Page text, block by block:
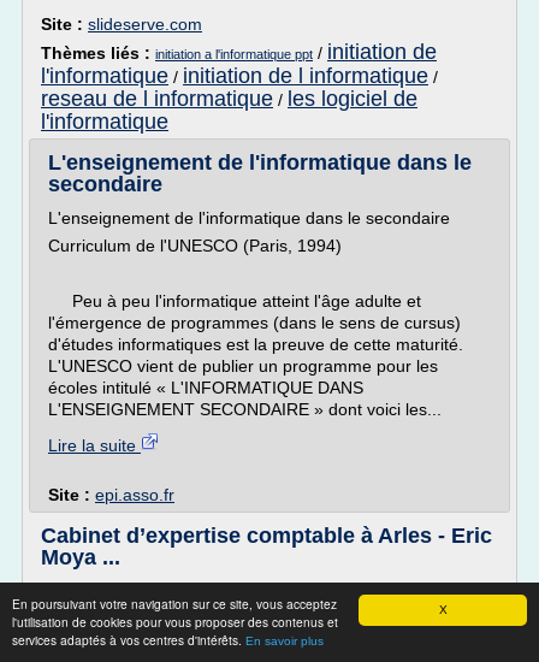
X
En poursuivant votre navigation sur ce site, vous acceptez
l'utilisation de cookies pour vous proposer des contenus et
services adaptés à vos centres d'intérêts. En savoir plus
Site : slideserve.com
Thèmes liés : initiation a l'informatique ppt / initiation de
l'informatique / initiation de l informatique /
reseau de l informatique / les logiciel de
l'informatique
L'enseignement de l'informatique dans le
secondaire
L'enseignement de l'informatique dans le secondaire
Curriculum de l'UNESCO (Paris, 1994)
Peu à peu l'informatique atteint l'âge adulte et
l'émergence de programmes (dans le sens de cursus)
d'études informatiques est la preuve de cette maturité.
L'UNESCO vient de publier un programme pour les
écoles intitulé « L'INFORMATIQUE DANS
L'ENSEIGNEMENT SECONDAIRE » dont voici les...
Lire la suite
Site : epi.asso.fr
Cabinet d’expertise comptable à Arles - Eric
Moya ...
10/11/2008
La baisse constante des prix dans le domaine informatique